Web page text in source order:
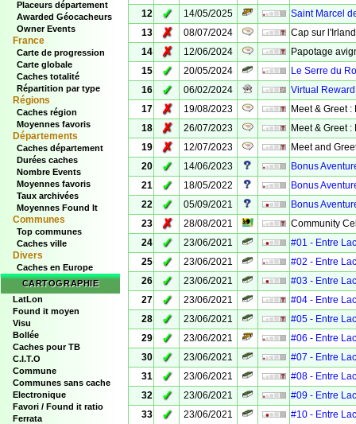
Placeurs département
Awarded Géocacheurs
Owner Events
France
Carte de progression
Carte globale
Caches totalité
Répartition par type
Régions
Caches région
Moyennes favoris
Départements
Caches département
Durées caches
Nombre Events
Moyennes favoris
Taux archivées
Moyennes Found It
Communes
Top communes
Caches ville
Divers
Caches en Europe
CARTOGRAPHIE
LatLon
Found it moyen
Visu
Bollée
Caches pour TB
C.I.T.O
Commune
Communes sans cache
Electronique
Favori / Found it ratio
Ferrata
12
✓ 14/05/2025
Saint Marcel
13
✗ 08/07/2024
Cap sur
14
✗ 12/06/2024
Papotage
15
✓ 20/05/2024
Le Serre du
16
✓ 06/02/2024
Virtual
17
✗ 19/08/2023
Meet & Greet
18
✗ 26/07/2023
Meet & Greet
19
✗ 12/07/2023
Meet and
20
✓ 14/06/2023
Bonus
21
✓ 18/05/2022
Bonus
22
✓ 05/09/2021
Bonus
23
✗ 28/08/2021
Community
24
✓ 23/06/2021
#01 - Entre
25
✓ 23/06/2021
#02 - Entre
26
✓ 23/06/2021
#03 - Entre
27
✓ 23/06/2021
#04 - Entre
28
✓ 23/06/2021
#05 - Entre
29
✓ 23/06/2021
#06 - Entre
30
✓ 23/06/2021
#07 - Entre
31
✓ 23/06/2021
#08 - Entre
32
✓ 23/06/2021
#09 - Entre
33
✓ 23/06/2021
#10 - Entre